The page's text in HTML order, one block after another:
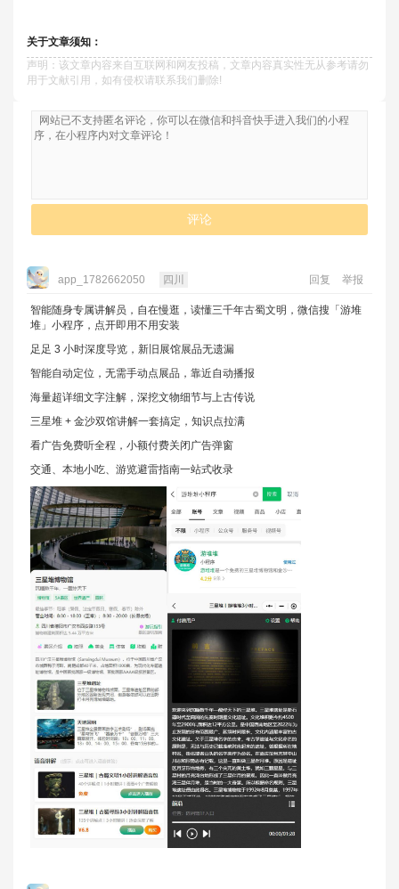
关于文章须知：
声明：该文章内容来自互联网和网友投稿，文章内容真实性无从参考请勿
用于文献引用，如有侵权请联系我们删除!
评论
app_1782662050 四川 回复 举报
智能随身专属讲解员，自在慢逛，读懂三千年古蜀文明，微信搜「游堆
堆」小程序，点开即用不用安装
足足 3 小时深度导览，新旧展馆展品无遗漏
智能自动定位，无需手动点展品，靠近自动播报
海量超详细文字注解，深挖文物细节与上古传说
三星堆 + 金沙双馆讲解一套搞定，知识点拉满
看广告免费听全程，小额付费关闭广告弹窗
交通、本地小吃、游览避雷指南一站式收录